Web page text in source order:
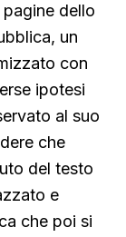
dello
un
con
ipotesi
al suo
che
del testo
e
che poi si